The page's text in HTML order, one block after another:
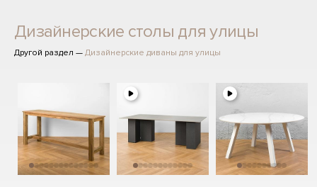
Дизайнерские столы для улицы
Другой раздел — Дизайнерские диваны для улицы